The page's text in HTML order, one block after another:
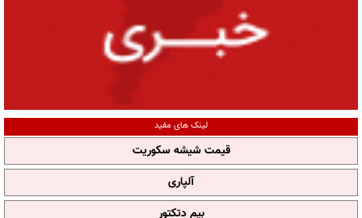
لینک های مفید
قیمت شیشه سکوریت
آلپاری
بیم دتکتور